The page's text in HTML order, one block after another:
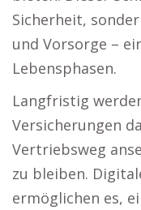
Sicherheit,
und Vorsorge –
Lebensphasen.
Langfristig
Versicherungen
Vertriebsweg
zu bleiben.
ermöglichen es,